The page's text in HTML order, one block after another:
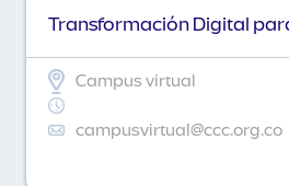
Transformación Digital
Campus virtual
campusvirtual@ccc.org.co